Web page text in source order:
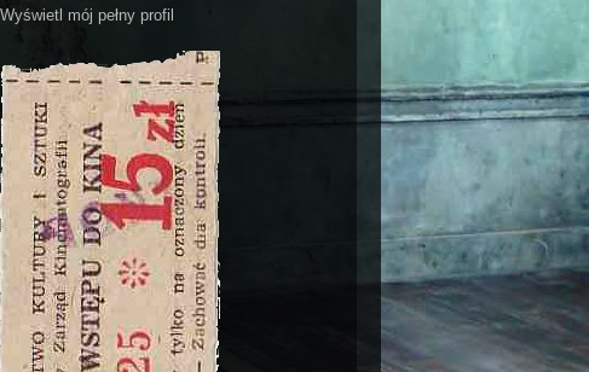
Wyświetl mój pełny profil